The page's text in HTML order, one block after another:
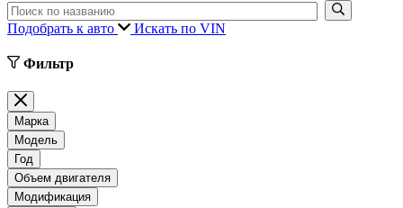
Подобрать к авто Искать по VIN
Фильтр
Марка
Модель
Год
Объем двигателя
Модификация